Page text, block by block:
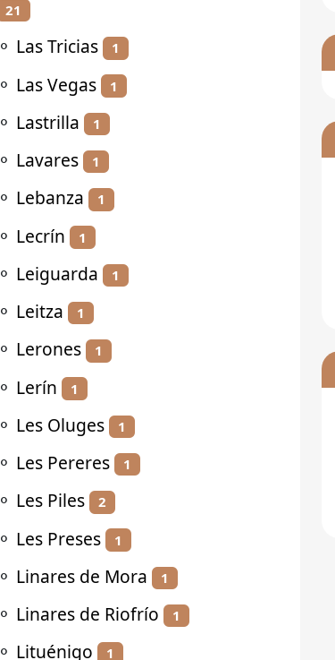
21
⚬ Las Tricias 1
⚬ Las Vegas 1
⚬ Lastrilla 1
⚬ Lavares 1
⚬ Lebanza 1
⚬ Lecrín 1
⚬ Leiguarda 1
⚬ Leitza 1
⚬ Lerones 1
⚬ Lerín 1
⚬ Les Oluges 1
⚬ Les Pereres 1
⚬ Les Piles 2
⚬ Les Preses 1
⚬ Linares de Mora 1
⚬ Linares de Riofrío 1
⚬ Lituénigo 1